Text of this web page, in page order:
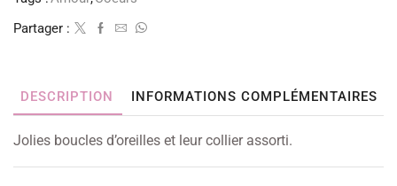
Partager :
DESCRIPTION INFORMATIONS COMPLÉMENTAIRES
Jolies boucles d’oreilles et leur collier assorti.